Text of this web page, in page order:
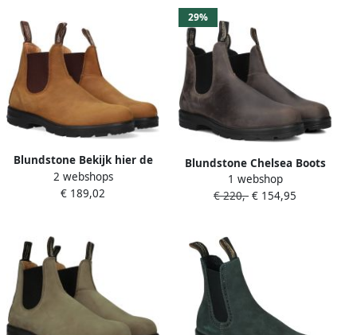
Blundstone Bekijk hier de
562 CLASSIC CRAZY HORSE
BROWN van by SHUZ boots
2 webshops
€ 189,02
29%
Blundstone Chelsea Boots
#2446 Clay Pre-Worn
Leather (Classics Series)
1 webshop
€ 220,- € 154,95